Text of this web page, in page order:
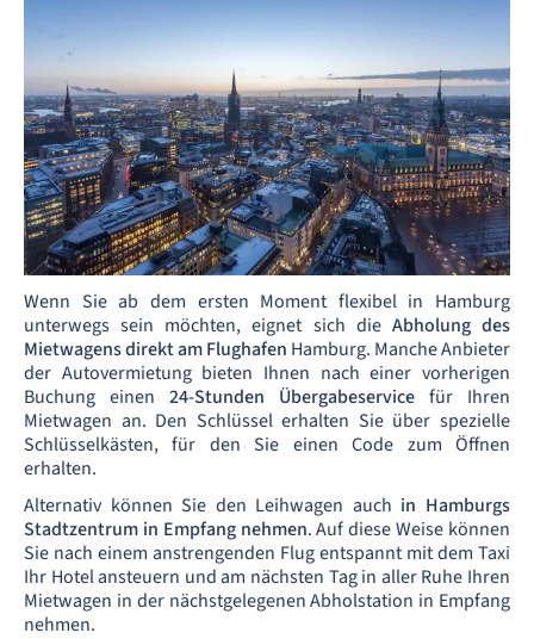
Wenn Sie ab dem ersten Moment flexibel in Hamburg
unterwegs sein möchten, eignet sich die Abholung des
Mietwagens direkt am Flughafen Hamburg. Manche Anbieter
der Autovermietung bieten Ihnen nach einer vorherigen
Buchung einen 24-Stunden Übergabeservice für Ihren
Mietwagen an. Den Schlüssel erhalten Sie über spezielle
Schlüsselkästen, für den Sie einen Code zum Öffnen
erhalten.
Alternativ können Sie den Leihwagen auch in Hamburgs
Stadtzentrum in Empfang nehmen. Auf diese Weise können
Sie nach einem anstrengenden Flug entspannt mit dem Taxi
Ihr Hotel ansteuern und am nächsten Tag in aller Ruhe Ihren
Mietwagen in der nächstgelegenen Abholstation in Empfang
nehmen.